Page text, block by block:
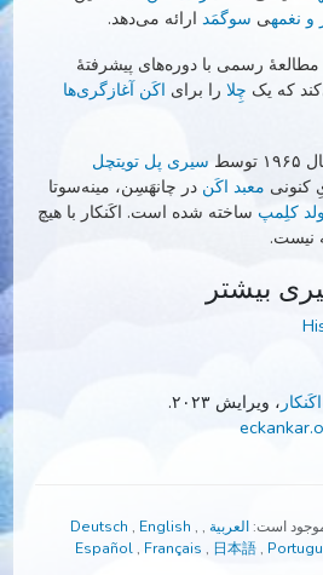
معنوی» شناخته می‌شود، وسیلهٔ
یسوگمَدارائه می‌دهد.
رسمی با دوره‌های پیشرفتهٔ
یکچِلارا برای اکَن آغازگری‌ها
ساخته شده است. اکَنکار با هیچ